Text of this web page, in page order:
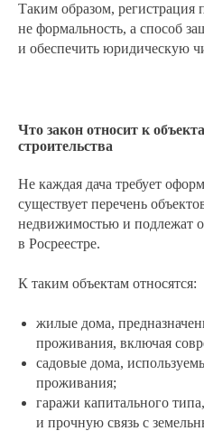
Таким образом, регистрация
не формальность, а способ
и обеспечить юридическую
Что закон относит к
строительства
Не каждая дача требует
существует перечень
недвижимостью и подлежат
в Росреестре.
К таким объектам относятся:
жилые дома,
проживания, включая
садовые дома,
проживания;
гаражи капитального
и прочную связь с